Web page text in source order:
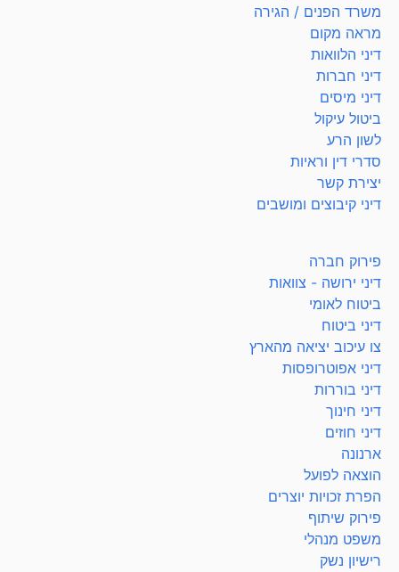
משרד הפנים / הגירה
מראה מקום
דיני הלוואות
דיני חברות
דיני מיסים
ביטול עיקול
לשון הרע
סדרי דין וראיות
יצירת קשר
דיני קיבוצים ומושבים
פירוק חברה
דיני ירושה - צוואות
ביטוח לאומי
דיני ביטוח
צו עיכוב יציאה מהארץ
דיני אפוטרופסות
דיני בוררות
דיני חינוך
דיני חוזים
ארנונה
הוצאה לפועל
הפרת זכויות יוצרים
פירוק שיתוף
משפט מנהלי
רישיון נשק